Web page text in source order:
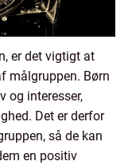
er det vigtigt at
målgruppen. Børn
og interesser,
Det er derfor
så de kan
en positiv